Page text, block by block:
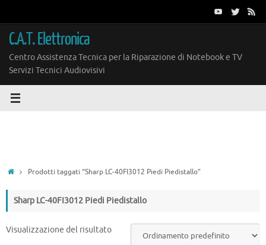
contenuto
C.A.T. Elettronica
Centro Assistenza Tecnica per la Riparazione di Notebook e TV
Servizi Tecnici Audiovisivi
HomeProdotti taggati “Sharp LC-40FI3012 Piedi Piedistallo”
Sharp LC-40FI3012 Piedi Piedistallo
Visualizzazione del risultato